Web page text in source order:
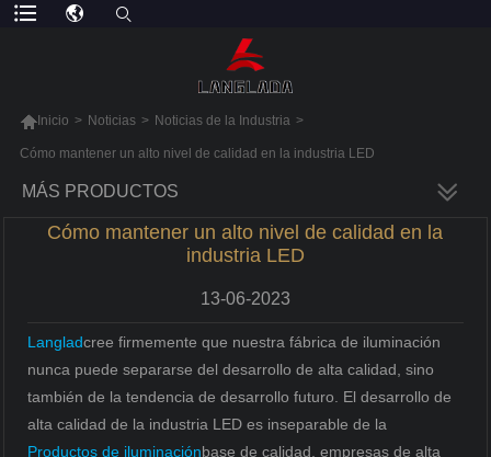
Inicio > Noticias > Noticias de la Industria >
Cómo mantener un alto nivel de calidad en la industria LED
MÁS PRODUCTOS
Cómo mantener un alto nivel de calidad en la
industria LED
13-06-2023
Langladcree firmemente que nuestra fábrica de iluminación
nunca puede separarse del desarrollo de alta calidad, sino
también de la tendencia de desarrollo futuro. El desarrollo de
alta calidad de la industria LED es inseparable de la
Productos de iluminaciónbase de calidad, empresas de alta